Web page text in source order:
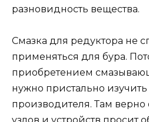
разновидность вещества.
Смазка для редуктора не
применяться для бура.
приобретением
нужно пристально
производителя. Там верно